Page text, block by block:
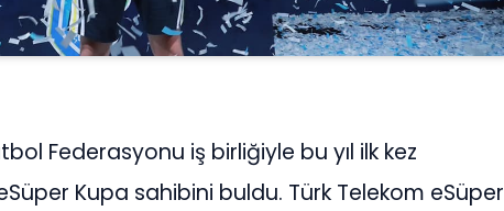
Federasyonu iş birliğiyle bu yıl ilk kez
Kupa sahibini buldu. Türk Telekom eSüper